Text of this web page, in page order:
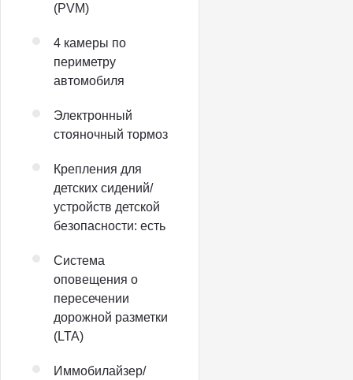
(PVM)
4 камеры по
периметру
автомобиля
Электронный
стояночный тормоз
Крепления для
детских сидений/
устройств детской
безопасности: есть
Система
оповещения о
пересечении
дорожной разметки
(LTA)
Иммобилайзер/